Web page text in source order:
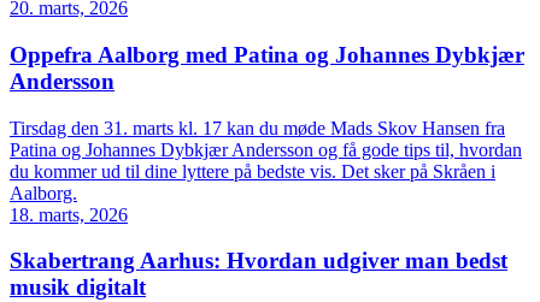
20. marts, 2026
Oppefra Aalborg med Patina og Johannes Dybkjær
Andersson
Tirsdag den 31. marts kl. 17 kan du møde Mads Skov Hansen fra
Patina og Johannes Dybkjær Andersson og få gode tips til, hvordan
du kommer ud til dine lyttere på bedste vis. Det sker på Skråen i
Aalborg.
18. marts, 2026
Skabertrang Aarhus: Hvordan udgiver man bedst
musik digitalt